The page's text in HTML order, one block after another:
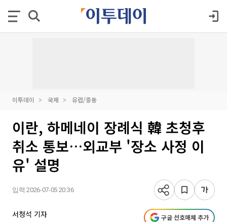
이투데이 국제 유럽/중동
이란, 하메네이 장례식 韓 초청후
취소 통보…외교부 '장소 사정 이
유' 설명
입력 2026-07-05 20:36
서청석 기자 구글 선호매체 추가